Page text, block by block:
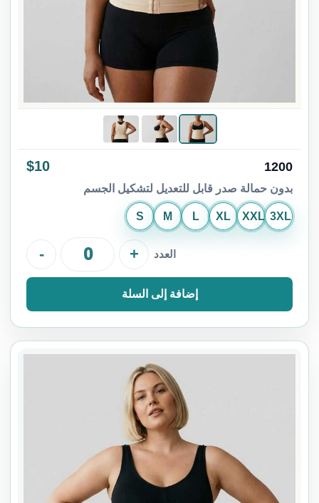
1200
$10
بدون حمالة صدر قابل للتعديل لتشكيل الجسم
S M L XL XXL 3XL
العدد - +
إضافة إلى السلة